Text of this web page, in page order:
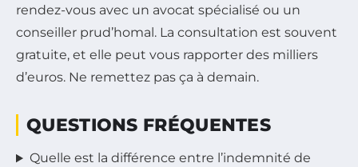
rendez-vous avec un avocat spécialisé ou un
conseiller prud’homal. La consultation est souvent
gratuite, et elle peut vous rapporter des milliers
d’euros. Ne remettez pas ça à demain.
QUESTIONS FRÉQUENTES
Quelle est la différence entre l’indemnité de